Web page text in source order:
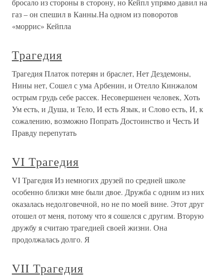
бросало из стороны в сторону, но Кейпл упрямо давил на
газ – он спешил в Канны.На одном из поворотов
«моррис» Кейпла
Трагедия
Трагедия Платок потерян и браслет, Нет Дездемоны,
Нины нет, Сошел с ума Арбенин, и Отелло Кинжалом
острым грудь себе рассек. Несовершенен человек, Хоть
Ум есть, и Душа, и Тело, И есть Язык, и Слово есть, И, к
сожалению, возможно Попрать Достоинство и Честь И
Правду перепутать
VI Трагедия
VI Трагедия Из немногих друзей по средней школе
особенно близки мне были двое. Дружба с одним из них
оказалась недолговечной, но не по моей вине. Этот друг
отошел от меня, потому что я сошелся с другим. Вторую
дружбу я считаю трагедией своей жизни. Она
продолжалась долго. Я
VII Трагедия